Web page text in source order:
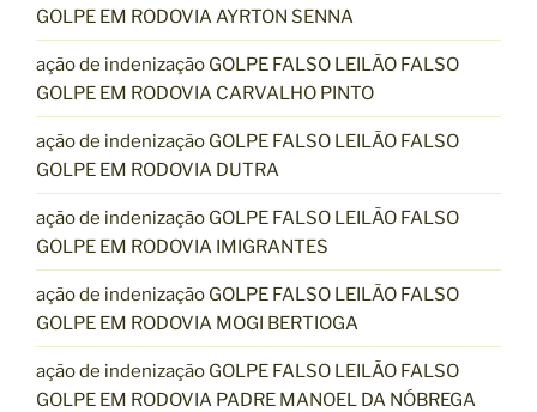
GOLPE EM RODOVIA AYRTON SENNA
ação de indenização GOLPE FALSO LEILÃO FALSO
GOLPE EM RODOVIA CARVALHO PINTO
ação de indenização GOLPE FALSO LEILÃO FALSO
GOLPE EM RODOVIA DUTRA
ação de indenização GOLPE FALSO LEILÃO FALSO
GOLPE EM RODOVIA IMIGRANTES
ação de indenização GOLPE FALSO LEILÃO FALSO
GOLPE EM RODOVIA MOGI BERTIOGA
ação de indenização GOLPE FALSO LEILÃO FALSO
GOLPE EM RODOVIA PADRE MANOEL DA NÓBREGA